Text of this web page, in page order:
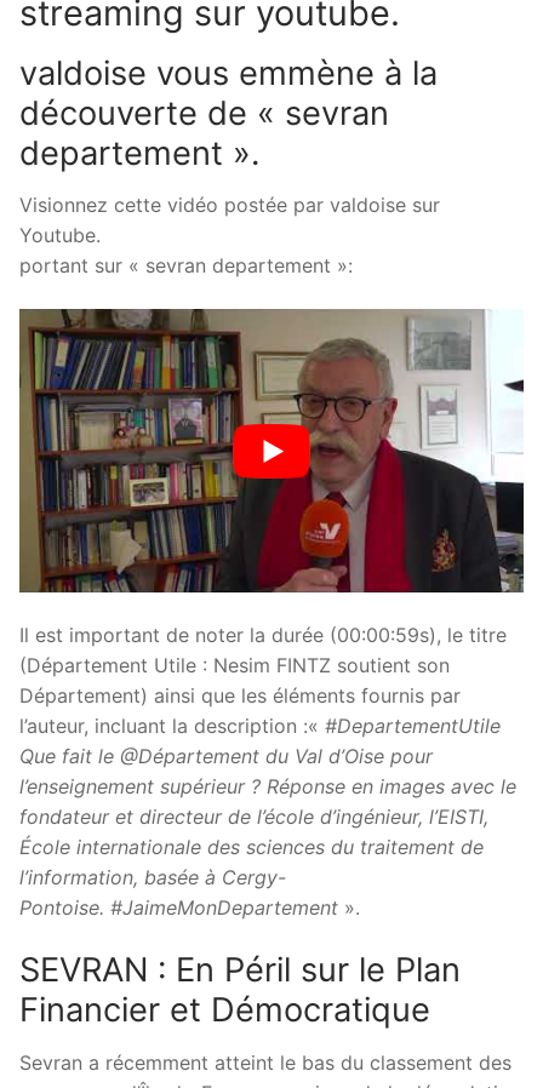
streaming sur youtube.
valdoise vous emmène à la
découverte de « sevran
departement ».
Visionnez cette vidéo postée par valdoise sur
Youtube.
portant sur « sevran departement »:
Il est important de noter la durée (00:00:59s), le titre
(Département Utile : Nesim FINTZ soutient son
Département) ainsi que les éléments fournis par
l’auteur, incluant la description :« #DepartementUtile
Que fait le @Département du Val d’Oise pour
l’enseignement supérieur ? Réponse en images avec le
fondateur et directeur de l’école d’ingénieur, l’EISTI,
École internationale des sciences du traitement de
l’information, basée à Cergy-
Pontoise. #JaimeMonDepartement ».
SEVRAN : En Péril sur le Plan
Financier et Démocratique
Sevran a récemment atteint le bas du classement des